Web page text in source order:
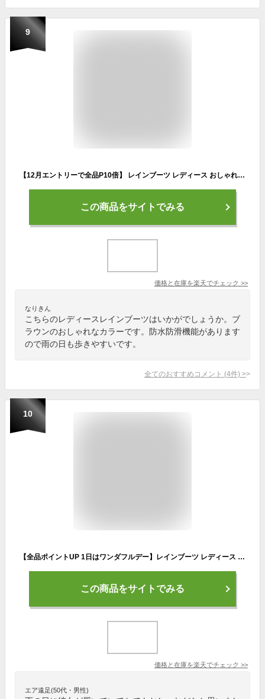
9
【12月エントリーで全品P10倍】 レインブーツ レディース おしゃれ ショート レインシューズ レディース 軽い ショートブーツ 春 ブーツ レディース 歩きやすい 長靴 雨靴 防滑 靴 防水 ぺたんこ くしゅくしゅ 黒 ブラウン ベージュ 3678
この商品をサイトでみる
価格と在庫を楽天でチェック >>
なりきん
こちらのレディースレインブーツはいかがでしょうか。ブ
ラウンのおしゃれなカラーです。防水防滑機能があります
ので雨の日も歩きやすいです。
全てのおすすめコメント (4件) >
10
【全品ポイントUP 1日はワンダフルデー】レインブーツ レディース 長靴 ロング ブーツ ジョッキーブーツ 黒 ブラック 茶 ブラウン 防水 シンプル きれいめ おしゃれ シンプル バックル 雨 ファッション ジョッキー お洒落 女性 婦人 綺麗 美脚 雪 冬 長め Rionesta C-007 006
この商品をサイトでみる
価格と在庫を楽天でチェック >>
エア遠足(50代・男性)